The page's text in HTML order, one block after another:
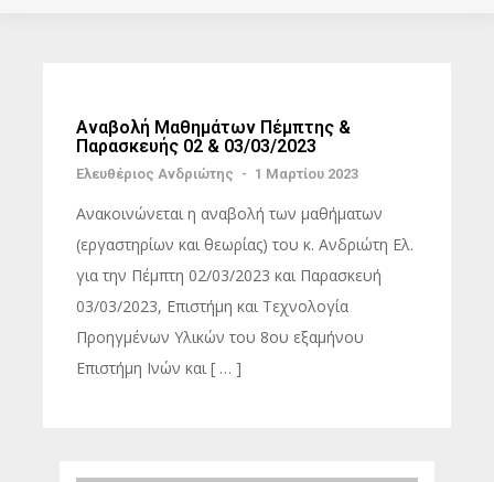
Αναβολή Μαθημάτων Πέμπτης &
Παρασκευής 02 & 03/03/2023
Ελευθέριος Ανδριώτης - 1 Μαρτίου 2023
Ανακοινώνεται η αναβολή των μαθήματων
(εργαστηρίων και θεωρίας) του κ. Ανδριώτη Ελ.
για την Πέμπτη 02/03/2023 και Παρασκευή
03/03/2023, Επιστήμη και Τεχνολογία
Προηγμένων Υλικών του 8ου εξαμήνου
Επιστήμη Ινών και [ … ]